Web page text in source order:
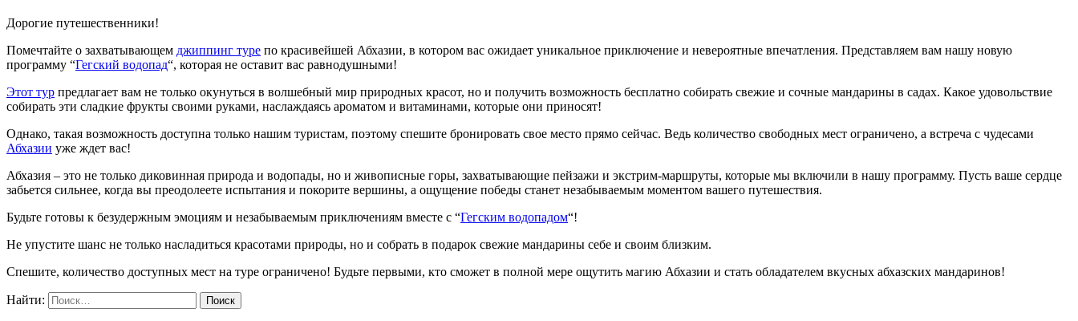
Дорогие путешественники!
Помечтайте о захватывающем джиппинг туре по красивейшей Абхазии, в котором вас ожидает уникальное приключение и невероятные впечатления. Представляем вам нашу новую
программу “Гегский водопад“, которая не оставит вас равнодушными!
Этот тур предлагает вам не только окунуться в волшебный мир природных красот, но и получить возможность бесплатно собирать свежие и сочные мандарины в садах. Какое удовольствие
собирать эти сладкие фрукты своими руками, наслаждаясь ароматом и витаминами, которые они приносят!
Однако, такая возможность доступна только нашим туристам, поэтому спешите бронировать свое место прямо сейчас. Ведь количество свободных мест ограничено, а встреча с чудесами
Абхазии уже ждет вас!
Абхазия – это не только диковинная природа и водопады, но и живописные горы, захватывающие пейзажи и экстрим-маршруты, которые мы включили в нашу программу. Пусть ваше сердце
забьется сильнее, когда вы преодолеете испытания и покорите вершины, а ощущение победы станет незабываемым моментом вашего путешествия.
Будьте готовы к безудержным эмоциям и незабываемым приключениям вместе с “Гегским водопадом“!
Не упустите шанс не только насладиться красотами природы, но и собрать в подарок свежие мандарины себе и своим близким.
Спешите, количество доступных мест на туре ограничено! Будьте первыми, кто сможет в полной мере ощутить магию Абхазии и стать обладателем вкусных абхазских мандаринов!
Найти: